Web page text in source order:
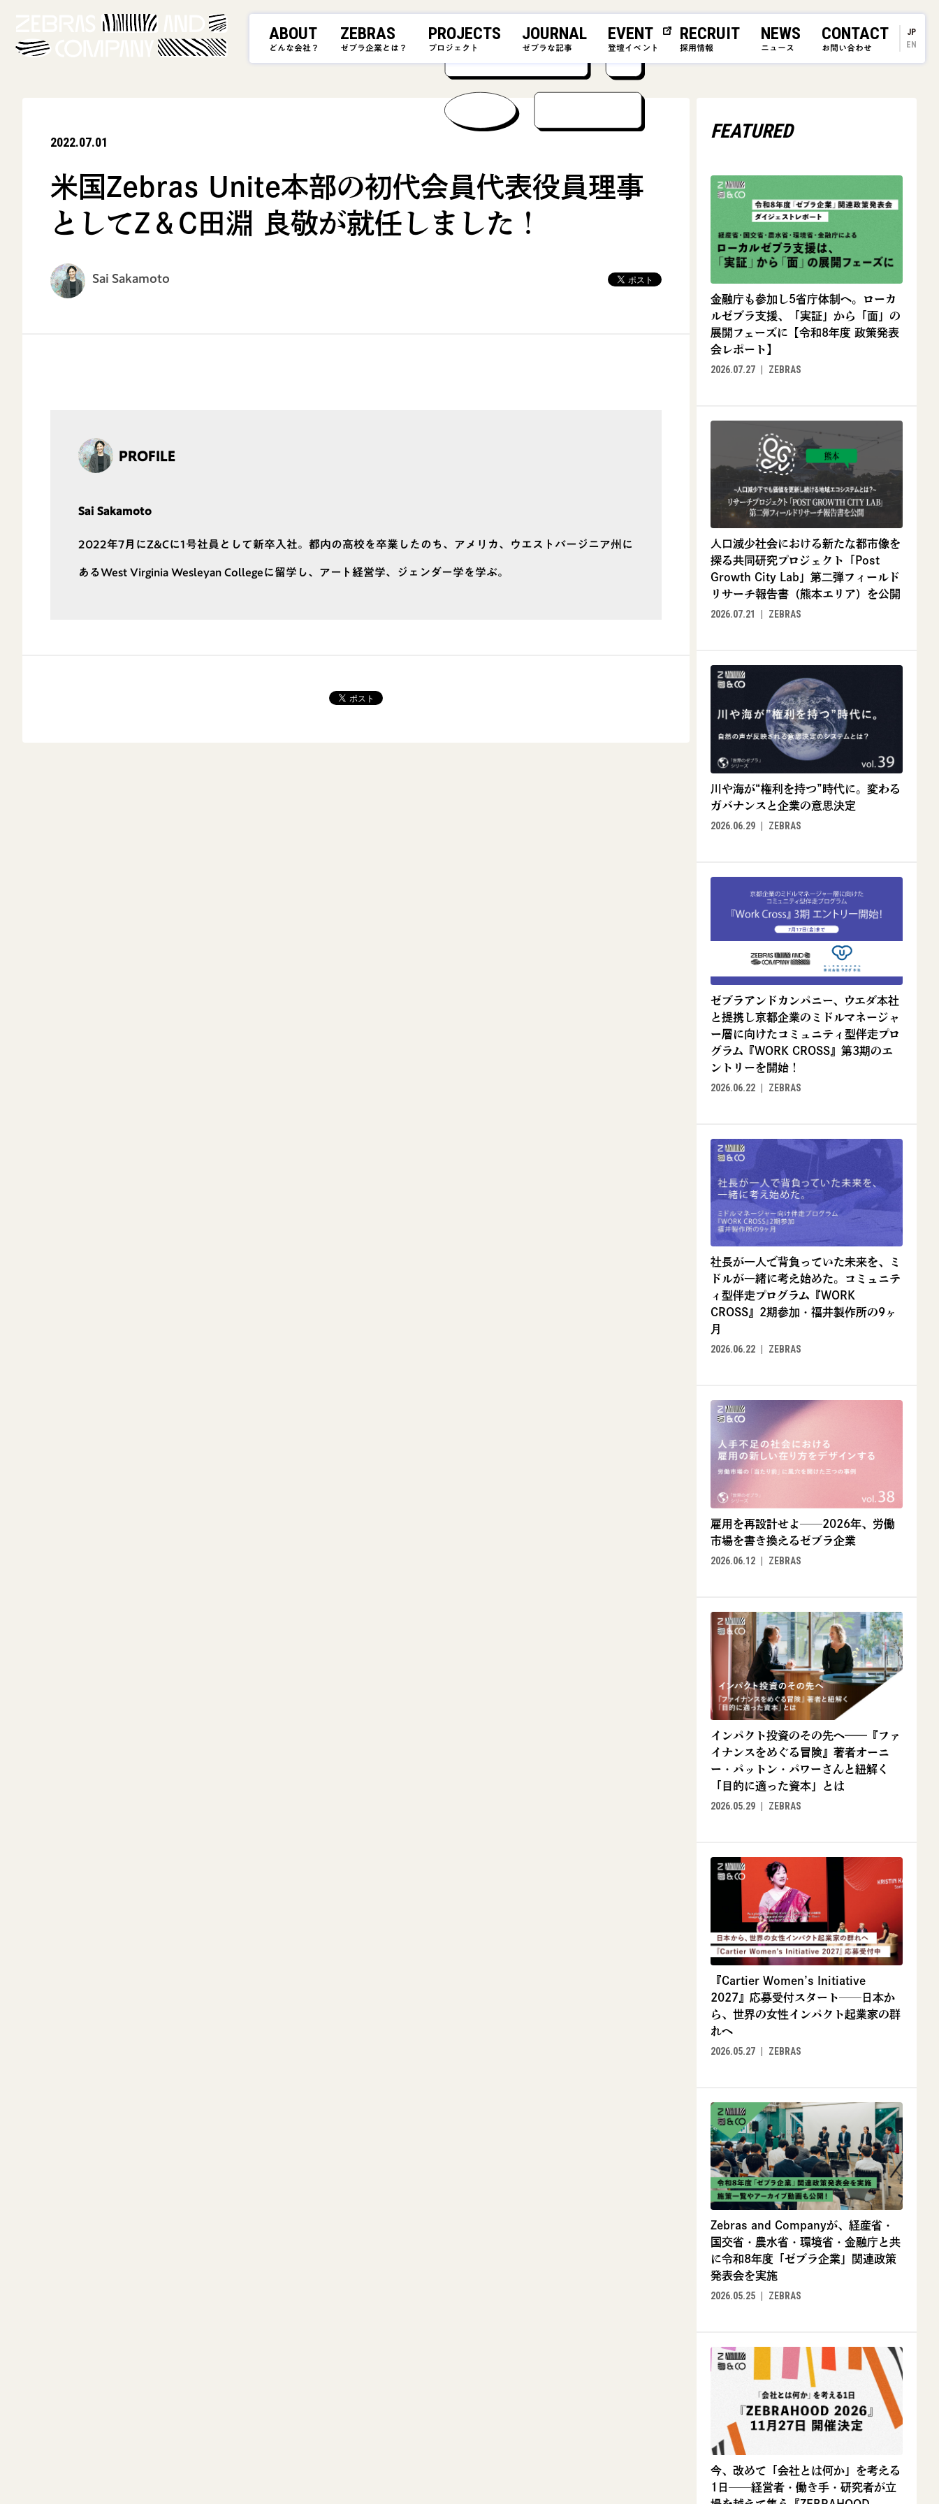
ABOUT
どんな会社？
ZEBRAS
ゼブラ企業とは？
PROJECTS
プロジェクト
JOURNAL
ゼブラな記事
EVENT
登壇イベント
RECRUIT
採用情報
NEWS
ニュース
CONTACT
お問い合わせ EN
JP
2022.07.01
米国Zebras Unite本部の初代会員代表役員理事
としてZ＆C田淵 良敬が就任しました！
Sai Sakamoto
PROFILE
Sai Sakamoto
2022年7月にZ&Cに1号社員として新卒入社。都内の高校を卒業したのち、アメリカ、ウエストバージニア州に
あるWest Virginia Wesleyan Collegeに留学し、アート経営学、ジェンダー学を学ぶ。
FEATURED
金融庁も参加し5省庁体制へ。ローカ
ルゼブラ支援、「実証」から「面」の
展開フェーズに【令和8年度 政策発表
会レポート】
2026.07.27
ZEBRAS
人口減少社会における新たな都市像を
探る共同研究プロジェクト「Post
Growth City Lab」第二弾フィールド
リサーチ報告書（熊本エリア）を公開
2026.07.21
ZEBRAS
川や海が“権利を持つ”時代に。変わる
ガバナンスと企業の意思決定
2026.06.29
ZEBRAS
ゼブラアンドカンパニー、ウエダ本社
と提携し京都企業のミドルマネージャ
ー層に向けたコミュニティ型伴走プロ
グラム『WORK CROSS』第3期のエ
ントリーを開始！
2026.06.22
ZEBRAS
社長が一人で背負っていた未来を、ミ
ドルが一緒に考え始めた。コミュニテ
ィ型伴走プログラム『WORK
CROSS』2期参加・福井製作所の9ヶ
月
2026.06.22
ZEBRAS
雇用を再設計せよ──2026年、労働
市場を書き換えるゼブラ企業
2026.06.12
ZEBRAS
インパクト投資のその先へ——『ファ
イナンスをめぐる冒険』著者オーニ
ー・パットン・パワーさんと紐解く
「目的に適った資本」とは
2026.05.29
ZEBRAS
『Cartier Women’s Initiative
2027』応募受付スタート──日本か
ら、世界の女性インパクト起業家の群
れへ
2026.05.27
ZEBRAS
Zebras and Companyが、経産省・
国交省・農水省・環境省・金融庁と共
に令和8年度「ゼブラ企業」関連政策
発表会を実施
2026.05.25
ZEBRAS
今、改めて「会社とは何か」を考える
1日──経営者・働き手・研究者が立